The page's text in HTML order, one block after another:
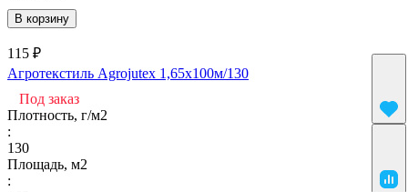
В корзину
115 ₽
Агротекстиль Agrojutex 1,65х100м/130
Под заказ
Плотность, г/м2
:
130
Площадь, м2
: